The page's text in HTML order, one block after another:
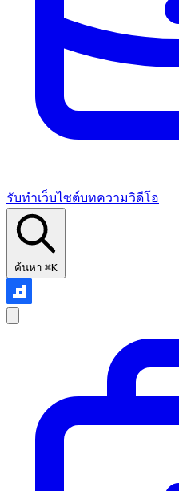
รับทำเว็บไซต์บทความวิดีโอ
ค้นหา ⌘K